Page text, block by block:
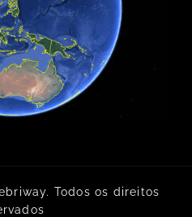
Todos os direitos